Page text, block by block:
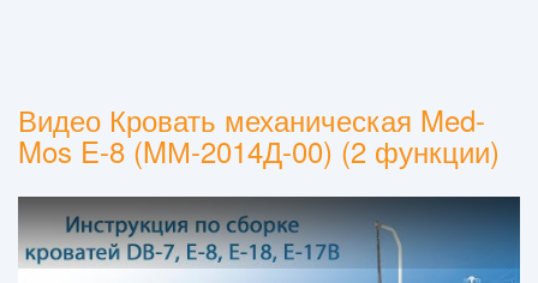
Видео Кровать механическая Med-
Mos E-8 (MМ-2014Д-00) (2 функции)